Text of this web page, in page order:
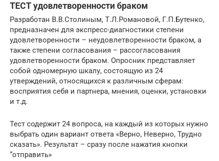
ТЕСТ удовлетворенности браком
Разработан В.В.Столиным, Т.Л.Романовой, Г.П.Бутенко,
предназначен для экспресс-диагностики степени
удовлетворенности – неудовлетворенности браком, а
также степени согласования – рассогласования
удовлетворенности браком. Опросник представляет
собой одномерную шкалу, состоящую из 24
утверждений, относящихся к различным сферам:
восприятия себя и партнера, мнения, оценки, установки
и т.д.
Тест содержит 24 вопроса, на каждый из которых нужно
выбрать один вариант ответа «Верно, Неверно, Трудно
сказать». Результат – сразу после нажатия кнопки
“отправить»